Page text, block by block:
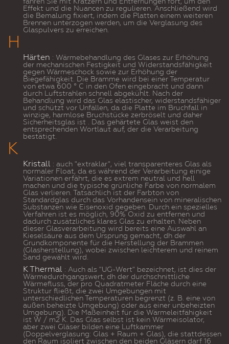
Effekt und die Nuancen zu regulieren. Anschließend wird
die Bemalung fixiert, indem die Platten einem weiteren
Brennen unterzogen werden, um die Verglasung des
Glaspulvers zu erreichen.
H
Härten : Wärmebehandlung des Glases zur Erhöhung
der mechanischen Festigkeit und Widerstandsfähigkeit
gegen Wärmeschock sowie zur Erhöhung der
Biegefähigkeit. Die Bramme wird bei einer Temperatur
von etwa 600 ° C in den Ofen eingebracht und dann
durch Luftstrahlen schnell abgekühlt. Nach der
Behandlung wird das Glas elastischer, widerstandsfähiger
und schützt vor Unfällen, da die Platte im Bruchfall in
winzige, harmlose Bruchstücke zerbröselt und daher
Sicherheitsglas ist . Das gehärtete Glas weist den
entsprechenden Wortlaut auf, der die Verarbeitung
bestätigt.
K
Kristall : auch "extraklar", viel transparenteres Glas als
normaler Float, da es während der Verarbeitung einige
Variationen erfährt, die es extrem neutral und hell
machen und die typische grünliche Farbe von normalem
Glas verlieren. Tatsächlich ist der Farbton von
Standardglas durch das Vorhandensein von mineralischen
Substanzen wie Eisenoxid gegeben. Durch ein spezielles
Verfahren ist es möglich, 90% Oxid zu entfernen und
dadurch zusätzliches klares Glas zu erhalten. Neben
dieser Glasverarbeitung wird bereits eine Auswahl an
Kieselsäure aus dem Ursprung gemacht, dh der
Grundkomponente für die Herstellung der Brammen
(Glasherstellung), wobei zwischen leichterem und reinem
Sand gewählt wird.
K Thermal : Auch als "UG-Wert" bezeichnet, ist dies der
Wärmedurchgangswert, dh der durchschnittliche
Wärmefluss, der pro Quadratmeter Fläche durch eine
Struktur fließt, die zwei Umgebungen mit
unterschiedlichen Temperaturen begrenzt (z. B. eine von
außen beheizte Umgebung) oder aus einer unbeheizten
Umgebung). Die Maßeinheit für die Wärmeleitfähigkeit
ist W / m2 K. Das Glas selbst ist kein Wärmeisolator,
aber zwei Gläser bilden eine Luftkammer
(Doppelverglasung: Glas + Raum + Glas), die stattdessen
den Raum isoliert zwischen den beiden Gläsern darf 16